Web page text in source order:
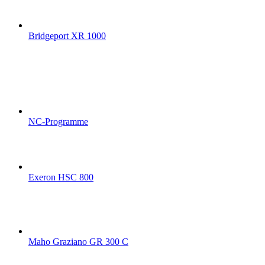
Bridgeport XR 1000
NC-Programme
Exeron HSC 800
Maho Graziano GR 300 C